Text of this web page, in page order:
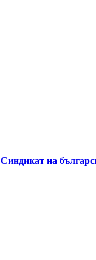
Синдикат на